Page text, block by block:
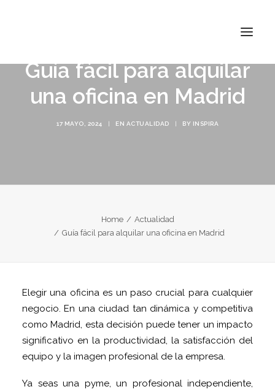
INSPIRA ATOCHA
TARIFAS
CONTACTO
Guía fácil para alquilar
una oficina en Madrid
17 MAYO, 2024 | EN ACTUALIDAD | BY INSPIRA
Home
Actualidad
Guía fácil para alquilar una oficina en Madrid
Elegir una oficina es un paso crucial para cualquier
negocio. En una ciudad tan dinámica y competitiva
como Madrid, esta decisión puede tener un impacto
significativo en la productividad, la satisfacción del
equipo y la imagen profesional de la empresa.
Ya seas una pyme, un profesional independiente,